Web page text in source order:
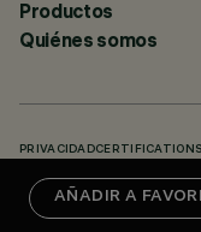
AÑADIR A
Productos
Quiénes somos
PRIVACIDADCERTIFICATIONS
KNOWLEDGE BASE (LOGIN